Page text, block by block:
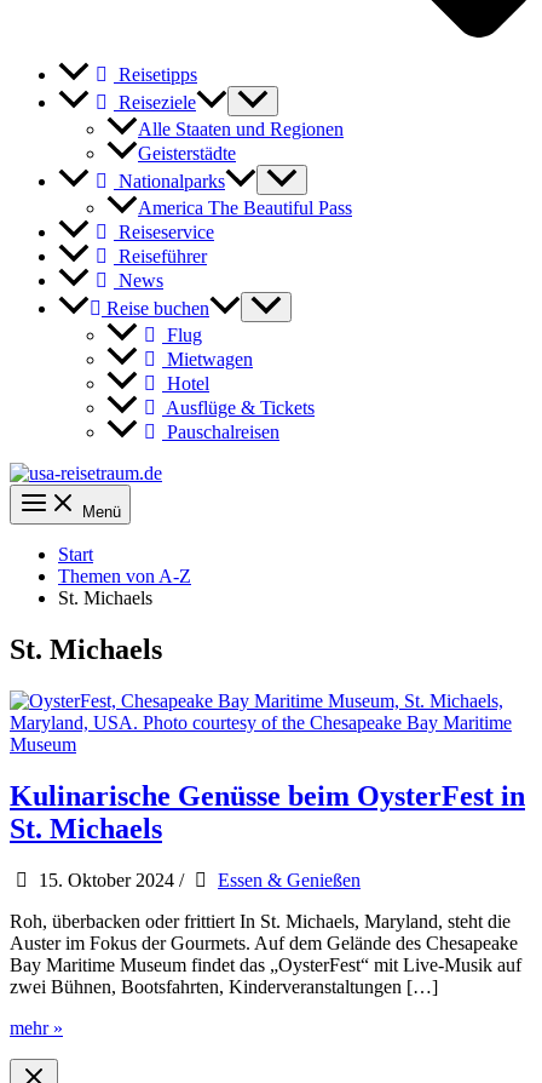
Reisetipps
Reiseziele
Alle Staaten und Regionen
Geisterstädte
Nationalparks
America The Beautiful Pass
Reiseservice
Reiseführer
News
Reise buchen
Flug
Mietwagen
Hotel
Ausflüge & Tickets
Pauschalreisen
Menü
Start
Themen von A-Z
St. Michaels
St. Michaels
Kulinarische Genüsse beim OysterFest in
St. Michaels
15. Oktober 2024 /
Essen & Genießen
Roh, überbacken oder frittiert In St. Michaels, Maryland, steht die
Auster im Fokus der Gourmets. Auf dem Gelände des Chesapeake
Bay Maritime Museum findet das „OysterFest“ mit Live-Musik auf
zwei Bühnen, Bootsfahrten, Kinderveranstaltungen […]
Kulinarische
beim
mehr »